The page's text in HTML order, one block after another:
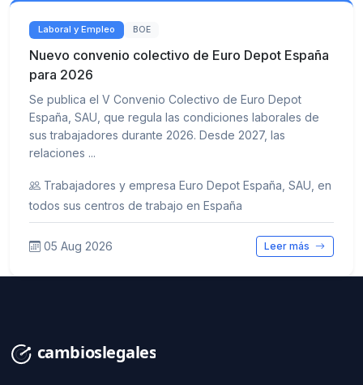
Laboral y Empleo BOE
Nuevo convenio colectivo de Euro Depot España
para 2026
Se publica el V Convenio Colectivo de Euro Depot
España, SAU, que regula las condiciones laborales de
sus trabajadores durante 2026. Desde 2027, las
relaciones ...
Trabajadores y empresa Euro Depot España, SAU, en
todos sus centros de trabajo en España
05 Aug 2026 Leer más